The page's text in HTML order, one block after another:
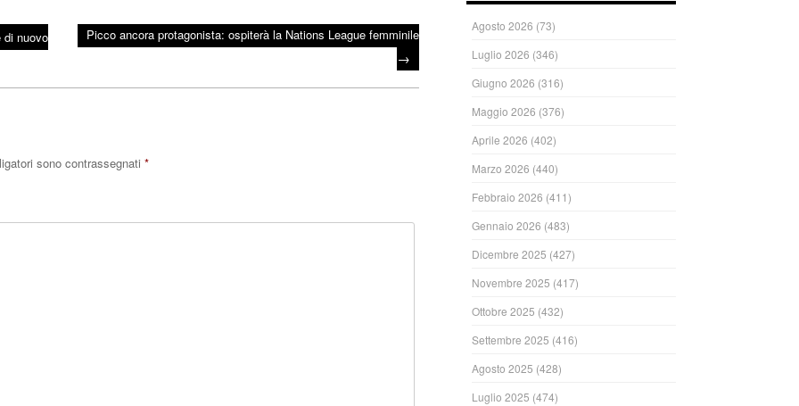
di nuovo
Picco ancora protagonista: ospiterà la Nations League femminile
→
sono contrassegnati *
Agosto 2026 (73)
Luglio 2026 (346)
Giugno 2026 (316)
Maggio 2026 (376)
Aprile 2026 (402)
Marzo 2026 (440)
Febbraio 2026 (411)
Gennaio 2026 (483)
Dicembre 2025 (427)
Novembre 2025 (417)
Ottobre 2025 (432)
Settembre 2025 (416)
Agosto 2025 (428)
Luglio 2025 (474)